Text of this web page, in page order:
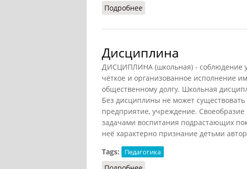
Подробнее
Дисциплина
ДИСЦИПЛИНА (школьная) - соблюдение
чёткое и организованное исполнение
общественному долгу. Школьная
Без дисциплины не может
предприятие, учреждение.
задачами воспитания подрастающих
неё характерно признание детьми
Tags:
Педагогика